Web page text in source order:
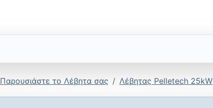
Παρουσιάστε το Λέβητα σας Λέβητας Pelletech 25kW